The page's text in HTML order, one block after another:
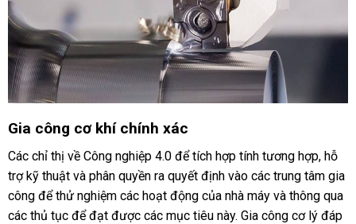
Gia công cơ khí chính xác
Các chỉ thị về Công nghiệp 4.0 để tích hợp tính tương hợp, hỗ
trợ kỹ thuật và phân quyền ra quyết định vào các trung tâm gia
công để thử nghiệm các hoạt động của nhà máy và thông qua
các thủ tục để đạt được các mục tiêu này. Gia công cơ lý đáp